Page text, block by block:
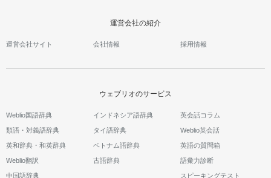
運営会社の紹介
運営会社サイト 会社情報 採用情報
ウェブリオのサービス
Weblio国語辞典
類語・対義語辞典
英和辞典・和英辞典
Weblio翻訳
中国語辞典
インドネシア語辞典
タイ語辞典
ベトナム語辞典
古語辞典
英会話コラム
Weblio英会話
英語の質問箱
語彙力診断
スピーキングテスト